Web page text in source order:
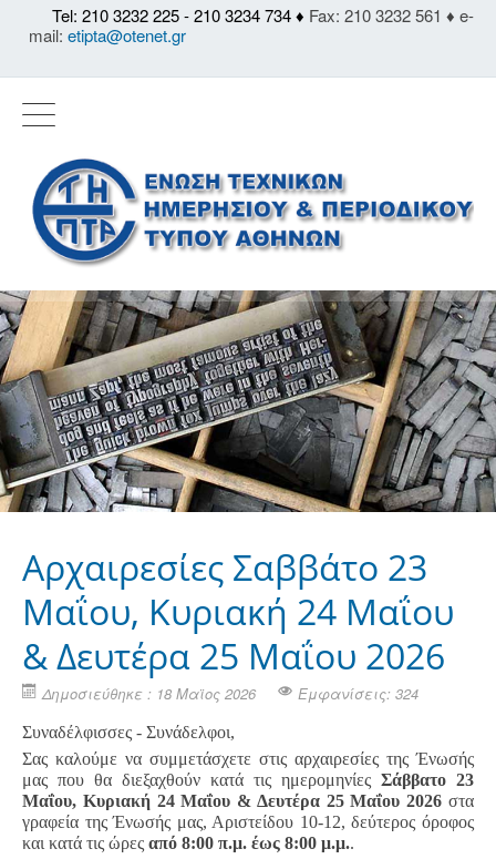
Tel: 210 3232 225 - 210 3234 734 ♦ Fax: 210 3232 561 ♦ e-
mail: etipta@otenet.gr
Αρχαιρεσίες Σαββάτο 23
Μαΐου, Κυριακή 24 Μαΐου
& Δευτέρα 25 Μαΐου 2026
Δημοσιεύθηκε : 18 Μαϊος 2026 Εμφανίσεις: 324
Συναδέλφισσες - Συνάδελφοι,
Σας καλούμε να συμμετάσχετε στις αρχαιρεσίες της Ένωσής
μας που θα διεξαχθούν κατά τις ημερομηνίες Σάββατο 23
Μαΐου, Κυριακή 24 Μαΐου & Δευτέρα 25 Μαΐου 2026 στα
γραφεία της Ένωσής μας, Αριστείδου 10-12, δεύτερος όροφος
και κατά τις ώρες από 8:00 π.μ. έως 8:00 μ.μ..